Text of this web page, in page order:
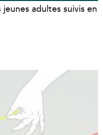
adultes suivis en